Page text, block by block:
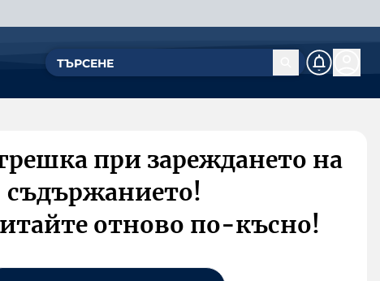
при зареждането на
съдържанието!
отново по-късно!